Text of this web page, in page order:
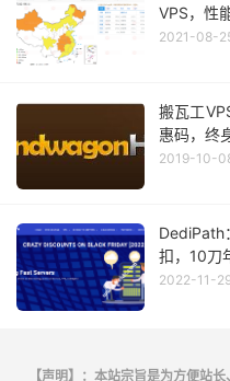
VPS，性
2021-08-
搬瓦工
惠码，终
2019-10-
DediPath
扣，10刀
2022-11-
【声明】：本站宗旨是为方便站